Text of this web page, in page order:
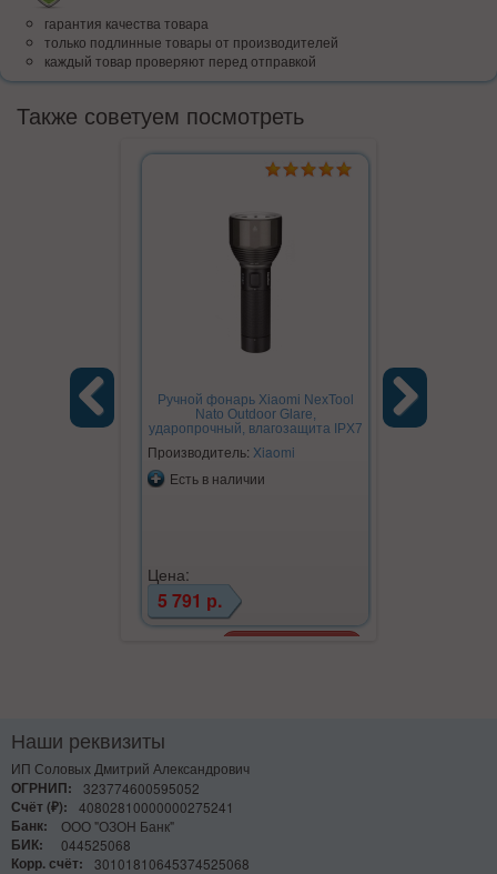
гарантия качества товара
только подлинные товары от производителей
каждый товар проверяют перед отправкой
Также советуем посмотреть
Ручной фонарь Xiaomi NexTool
Nato Outdoor Glare,
ударопрочный, влагозащита IPX7
Производитель: Xiaomi
Есть в наличии
Цена:
5 791 р.
Наши реквизиты
ИП Соловых Дмитрий Александрович
ОГРНИП:
323774600595052
Счёт (₽):
40802810000000275241
Банк:
ООО "ОЗОН Банк"
БИК:
044525068
Корр. счёт:
30101810645374525068